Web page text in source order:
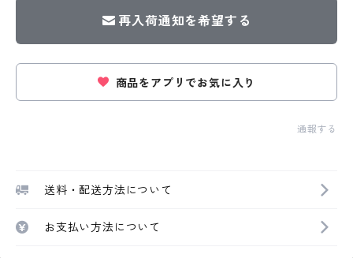
再入荷通知を希望する
商品をアプリでお気に入り
通報する
送料・配送方法について
お支払い方法について